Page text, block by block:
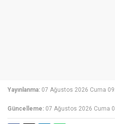
Yayınlanma: 07 Ağustos 2026 Cuma
Güncelleme: 07 Ağustos 2026 Cuma